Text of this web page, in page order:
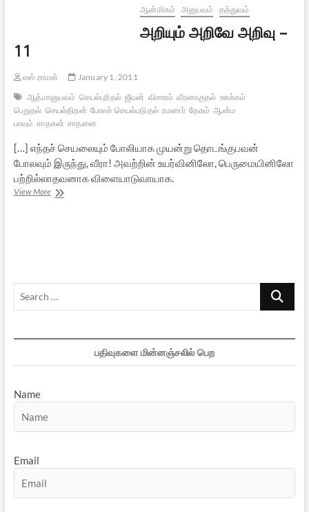
ஆன்மிகம் அனுபவம் தத்துவம்
அறியும் அறிவே அறிவு –
11
எஸ்.ராமன்
January 1, 2011
ஆத்மானுபவம் செயல்புரிதல் ஜீவன் விசாரம் வீரனாகுதல் ஊக்கம்
பெறுதல் செயல்திறன் போலச் செயல்படுதல் ரமணர் தேகம் ஆன்ம
பாவம் சாதகன் சாதனை
[…] எந்தச் செயலையும் போலியாக முயன்று தொடங்குபவன்
போலவும் இருந்து, வீரா! அவற்றின் உயர்வினிலோ, பெருமையினிலோ
பற்றில்லாதவனாக விளையாடுவாயாக.
View Moreஅறியும்
Search
பதிவுகளை மின்னஞ்சலில் பெற
Name
Email